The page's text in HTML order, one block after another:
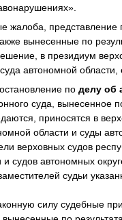
жалоба,
вынесенные по
в президиум
автономной области,
по делу об
суда, вынесенное
приносятся в
области и суды
верховных судов
судов автономных
судьи
силу судебные